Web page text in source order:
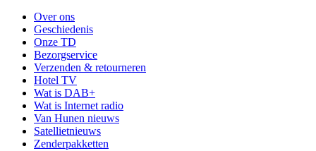
Over ons
Geschiedenis
Onze TD
Bezorgservice
Verzenden & retourneren
Hotel TV
Wat is DAB+
Wat is Internet radio
Van Hunen nieuws
Satellietnieuws
Zenderpakketten